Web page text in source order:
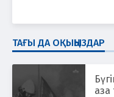
ТАҒЫ ДА ОҚЫҢЫЗДАР
аза